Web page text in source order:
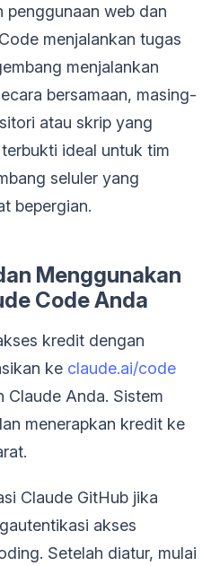
penggunaan web dan
menjalankan tugas
menjalankan
bersamaan, masing-
atau skrip yang
ideal untuk tim
seluler yang
bepergian.
Menggunakan
Code Anda
kredit dengan
ke claude.ai/code
Claude Anda. Sistem
menerapkan kredit ke
Claude GitHub jika
akses
Setelah diatur, mulai